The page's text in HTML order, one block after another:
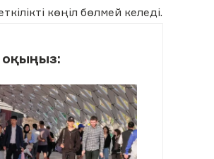
көңіл бөлмей келеді.